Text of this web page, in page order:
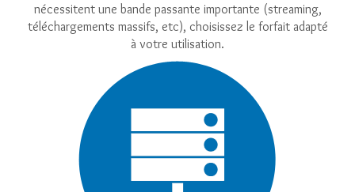
nécessitent une bande passante importante (streaming,
téléchargements massifs, etc), choisissez le forfait adapté
à votre utilisation.